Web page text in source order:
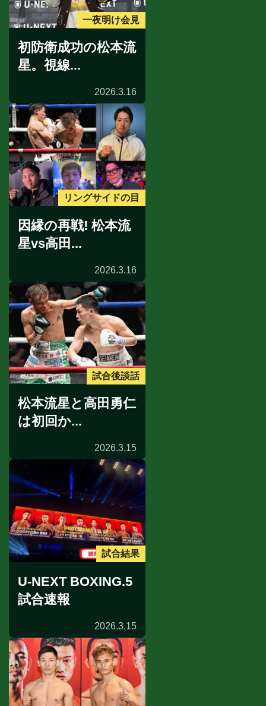
一夜明け会見
初防衛成功の松本流
星。視線...
2026.3.16
リングサイドの目
因縁の再戦! 松本流
星vs高田...
2026.3.16
試合後談話
松本流星と高田勇仁
は初回か...
2026.3.15
試合結果
U-NEXT BOXING.5
試合速報
2026.3.15